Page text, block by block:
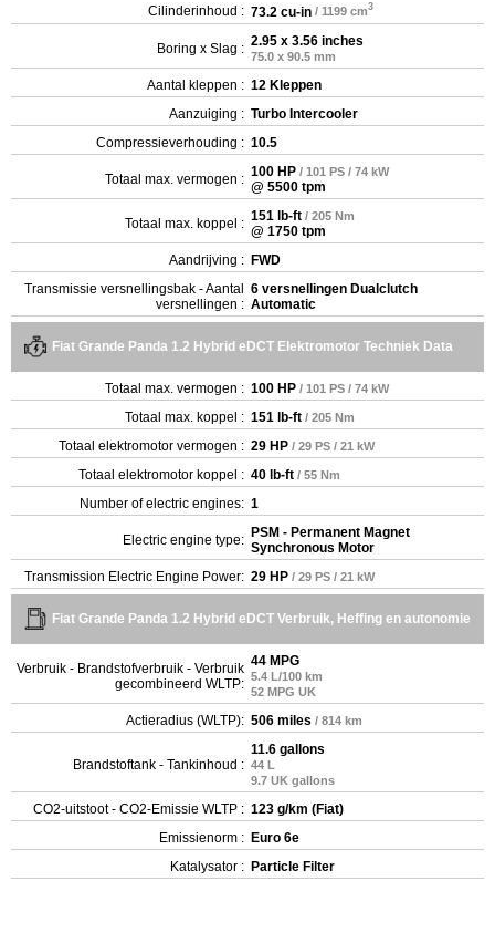
Cilinderinhoud : 73.2 cu-in / 1199 cm3
Boring x Slag : 2.95 x 3.56 inches
75.0 x 90.5 mm
Aantal kleppen : 12 Kleppen
Aanzuiging : Turbo Intercooler
Compressieverhouding : 10.5
Totaal max. vermogen : 100 HP / 101 PS / 74 kW
@ 5500 tpm
Totaal max. koppel : 151 lb-ft / 205 Nm
@ 1750 tpm
Aandrijving : FWD
Transmissie versnellingsbak - Aantal
versnellingen :
6 versnellingen Dualclutch
Automatic
Fiat Grande Panda 1.2 Hybrid eDCT Elektromotor Techniek Data
Totaal max. vermogen : 100 HP / 101 PS / 74 kW
Totaal max. koppel : 151 lb-ft / 205 Nm
Totaal elektromotor vermogen : 29 HP / 29 PS / 21 kW
Totaal elektromotor koppel : 40 lb-ft / 55 Nm
Number of electric engines: 1
Electric engine type: PSM - Permanent Magnet
Synchronous Motor
Transmission Electric Engine Power: 29 HP / 29 PS / 21 kW
Fiat Grande Panda 1.2 Hybrid eDCT Verbruik, Heffing en autonomie
Verbruik - Brandstofverbruik - Verbruik
gecombineerd WLTP:
44 MPG
5.4 L/100 km
52 MPG UK
Actieradius (WLTP): 506 miles / 814 km
Brandstoftank - Tankinhoud :
11.6 gallons
44 L
9.7 UK gallons
CO2-uitstoot - CO2-Emissie WLTP : 123 g/km (Fiat)
Emissienorm : Euro 6e
Katalysator : Particle Filter